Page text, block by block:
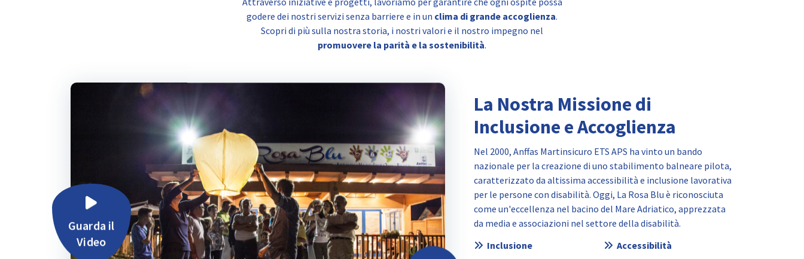
godere dei nostri servizi senza barriere e in un clima di grande accoglienza.
Scopri di più sulla nostra storia, i nostri valori e il nostro impegno nel
promuovere la parità e la sostenibilità.
Guarda il
Video
La Nostra Missione di
Inclusione e Accoglienza
Nel 2000, Anffas Martinsicuro ETS APS ha vinto un bando
nazionale per la creazione di uno stabilimento balneare pilota,
caratterizzato da altissima accessibilità e inclusione lavorativa
per le persone con disabilità. Oggi, La Rosa Blu è riconosciuta
come un'eccellenza nel bacino del Mare Adriatico, apprezzata
da media e associazioni nel settore della disabilità.
Inclusione
Accessibilità